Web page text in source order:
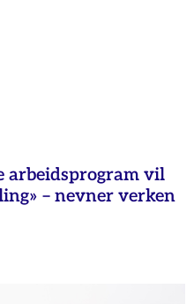
arbeidsprogram vil
– nevner verken